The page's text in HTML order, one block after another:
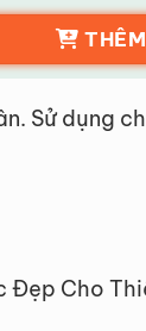
Sử dụng
Đẹp Cho